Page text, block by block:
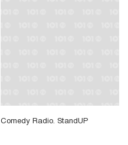
Comedy Radio. StandUP